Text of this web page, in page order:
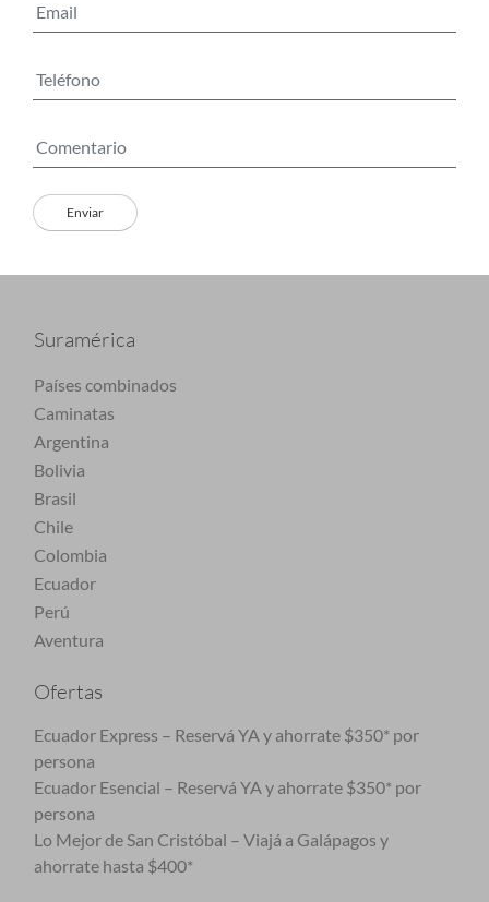
Suramérica
Países combinados
Caminatas
Argentina
Bolivia
Brasil
Chile
Colombia
Ecuador
Perú
Aventura
Ofertas
Ecuador Express – Reservá YA y ahorrate $350* por
persona
Ecuador Esencial – Reservá YA y ahorrate $350* por
persona
Lo Mejor de San Cristóbal – Viajá a Galápagos y
ahorrate hasta $400*